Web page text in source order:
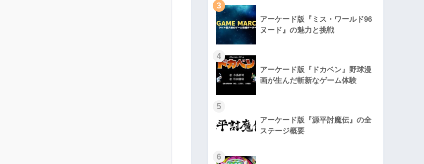
3
アーケード版『ミス・ワールド96
ヌード』の魅力と挑戦
4
アーケード版『ドカベン』野球漫
画が生んだ斬新なゲーム体験
5
アーケード版『源平討魔伝』の全
ステージ概要
6